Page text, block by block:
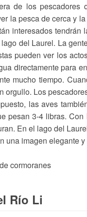
de los pescadores
la pesca de cerca y
interesados
del Laurel. La
pueden ver los
directamente para
mucho tiempo.
orgullo. Los
las aves
pesan 3-4 libras.
En el lago del
una imagen elegante
Río Li